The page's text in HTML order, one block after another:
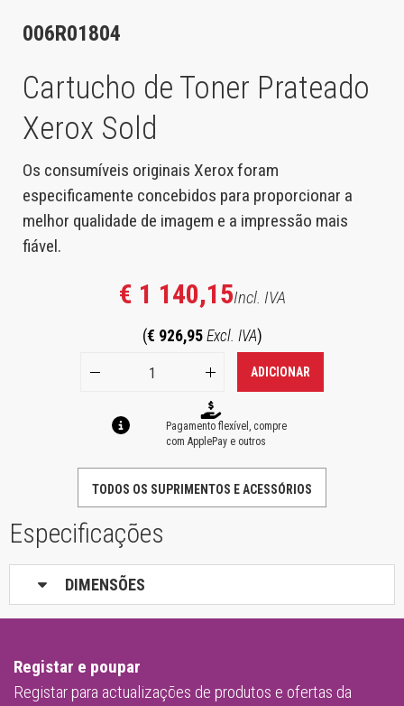
006R01804
Cartucho de Toner Prateado
Xerox Sold
Os consumíveis originais Xerox foram
especificamente concebidos para proporcionar a
melhor qualidade de imagem e a impressão mais
fiável.
€ 1 140,15Incl. IVA
(€ 926,95 Excl. IVA)
ADICIONAR
Pagamento flexível, compre
com ApplePay e outros
TODOS OS SUPRIMENTOS E ACESSÓRIOS
Especificações
DIMENSÕES
Registar e poupar
Registar para actualizações de produtos e ofertas da